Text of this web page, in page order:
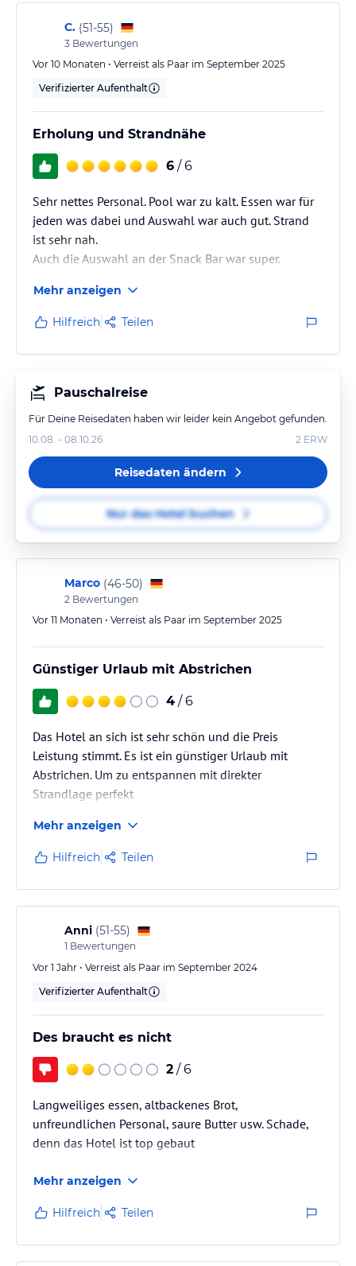
C. (51-55)
3 Bewertungen
Vor 10 Monaten • Verreist als Paar im September 2025
Verifizierter Aufenthalt
Erholung und Strandnähe
6 / 6
Sehr nettes Personal. Pool war zu kalt. Essen war für
jeden was dabei und Auswahl war auch gut. Strand
ist sehr nah.
Auch die Auswahl an der Snack Bar war super.
aber das ist halt so. Zimmer wurde von unserem
Zimmermädchen stets sauber gehalten.
Ein ruhiges Hotel, Entfernung von der Partymeile
sehr gut.
Mehr anzeigen
Hilfreich Teilen
Pauschalreise
Für Deine Reisedaten haben wir leider kein Angebot gefunden.
10.08. - 08.10.26
2 ERW
Reisedaten ändern
Nur das Hotel buchen
Marco (46-50)
2 Bewertungen
Vor 11 Monaten • Verreist als Paar im September 2025
Günstiger Urlaub mit Abstrichen
4 / 6
Das Hotel an sich ist sehr schön und die Preis
Leistung stimmt. Es ist ein günstiger Urlaub mit
Abstrichen. Um zu entspannen mit direkter
Strandlage perfekt
Mehr anzeigen
Hilfreich Teilen
Anni (51-55)
1 Bewertungen
Vor 1 Jahr • Verreist als Paar im September 2024
Verifizierter Aufenthalt
Des braucht es nicht
2 / 6
Langweiliges essen, altbackenes Brot,
unfreundlichen Personal, saure Butter usw. Schade,
denn das Hotel ist top gebaut
Mehr anzeigen
Hilfreich Teilen